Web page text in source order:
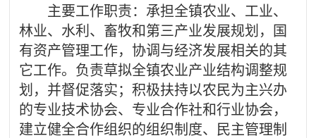
主要工作职责：承担全镇农业、工业、
林业、水利、畜牧和第三产业发展规划，国
有资产管理工作，协调与经济发展相关的其
它工作。负责草拟全镇农业产业结构调整规
划，并督促落实；积极扶持以农民为主兴办
的专业技术协会、专业合作社和行业协会，
建立健全合作组织的组织制度、民主管理制